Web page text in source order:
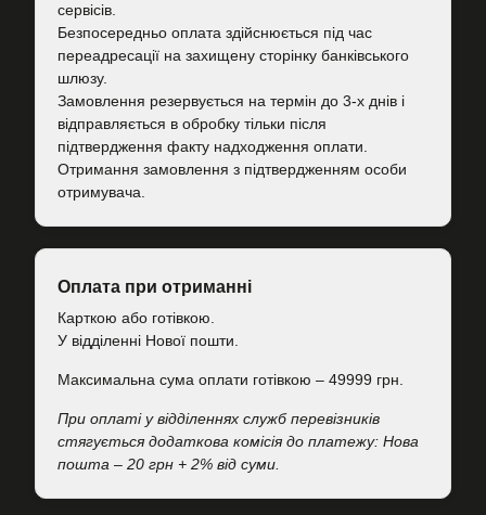
сервісів.
Безпосередньо оплата здійснюється під час
переадресації на захищену сторінку банківського
шлюзу.
Замовлення резервується на термін до 3-х днів і
відправляється в обробку тільки після
підтвердження факту надходження оплати.
Отримання замовлення з підтвердженням особи
отримувача.
Оплата при отриманні
Карткою або готівкою.
У відділенні Нової пошти.
Максимальна сума оплати готівкою – 49999 грн.
При оплаті у відділеннях служб перевізників
стягується додаткова комісія до платежу: Нова
пошта – 20 грн + 2% від суми.